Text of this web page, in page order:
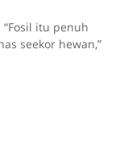
itu penuh
seekor hewan,”